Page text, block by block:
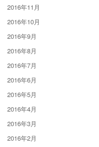
2016年11月
2016年10月
2016年9月
2016年8月
2016年7月
2016年6月
2016年5月
2016年4月
2016年3月
2016年2月